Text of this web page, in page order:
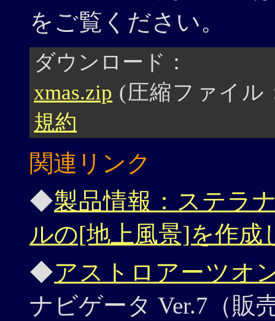
をご覧ください。
ダウンロード：
xmas.zip (圧縮ファイル
規約
関連リンク
◆製品情報：ステラ
ルの[地上風景]を作成
◆アストロアーツオ
ナビゲータ Ver.7（販